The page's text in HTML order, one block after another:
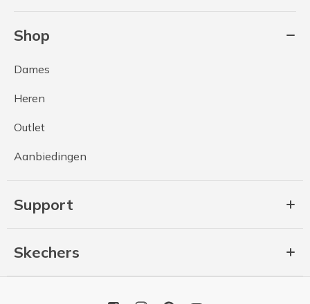
Shop
Dames
Heren
Outlet
Aanbiedingen
Support
Skechers